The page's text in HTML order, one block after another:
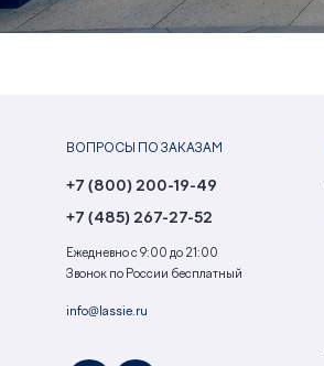
ВОПРОСЫ ПО ЗАКАЗАМ
+7 (800) 200-19-49
+7 (485) 267-27-52
Ежедневно с 9:00 до 21:00
Звонок по России бесплатный
info@lassie.ru